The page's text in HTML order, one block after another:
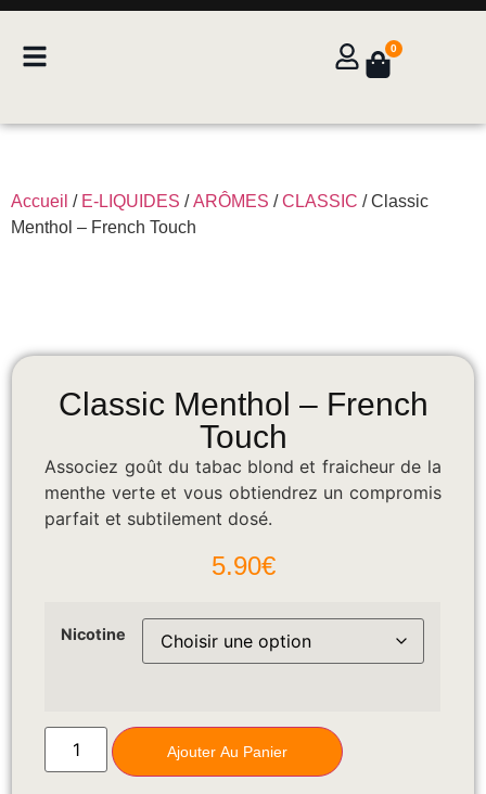
0
Accueil / E-LIQUIDES /ARÔMES /CLASSIC / Classic
Menthol – French Touch
Classic Menthol – French
Touch
Associez goût du tabac blond et fraicheur de la
menthe verte et vous obtiendrez un compromis
parfait et subtilement dosé.
5.90€
Nicotine
Ajouter Au Panier